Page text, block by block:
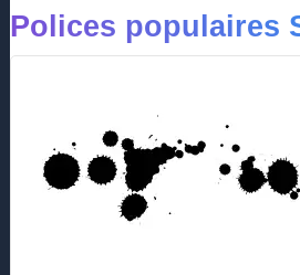
Polices populaires